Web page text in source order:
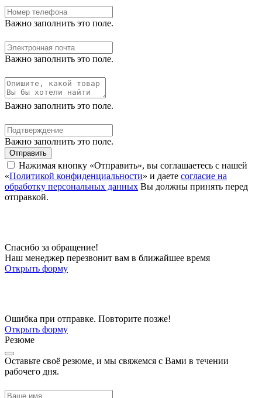
Важно заполнить это поле.
Важно заполнить это поле.
Важно заполнить это поле.
Важно заполнить это поле.
Отправить
Нажимая кнопку «Отправить», вы соглашаетесь с нашей
«Политикой конфиденциальности» и даете согласие на
обработку персональных данных Вы должны принять перед
отправкой.
Спасибо за обращение!
Наш менеджер перезвонит вам в ближайшее время
Открыть форму
Ошибка при отправке. Повторите позже!
Открыть форму
Резюме
Оставьте своё резюме, и мы свяжемся с Вами в течении
рабочего дня.